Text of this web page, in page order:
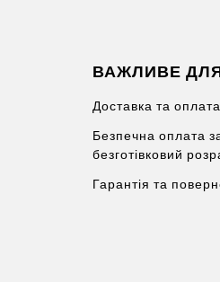
ВАЖЛИВЕ
Доставка та
Безпечна оплата
безготівковий
Гарантія та